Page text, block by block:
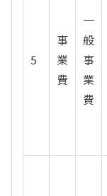
5
事
業
費
一
般
事
業
費